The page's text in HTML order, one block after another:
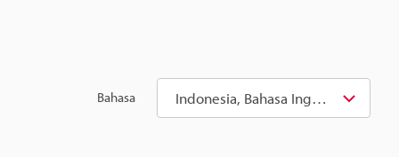
Bahasa Indonesia, Bahasa Inggris